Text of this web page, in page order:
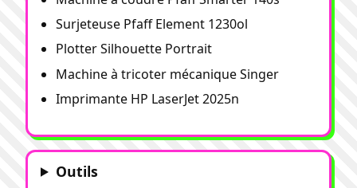
Surjeteuse Pfaff Element 1230ol
Plotter Silhouette Portrait
Machine à tricoter mécanique Singer
Imprimante HP LaserJet 2025n
Outils